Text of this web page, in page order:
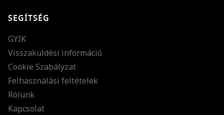
SEGÍTSÉG
GYIK
Visszaküldési információ
Cookie Szabályzat
Felhasználási feltételek
Rólunk
Kapcsolat